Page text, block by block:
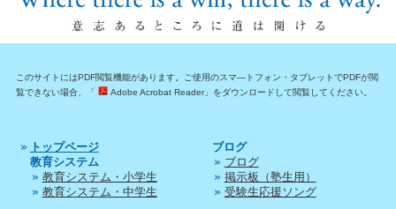
このサイトにはPDF閲覧機能があります。ご使用のスマ―トフォン・タブレットでPDFが閲
覧できない場合、「
Adobe Acrobat Reader」をダウンロードして閲覧してください。
トップページ
教育システム
教育システム・小学生
教育システム・中学生
ブログ
ブログ
掲示板（塾生用）
受験生応援ソング